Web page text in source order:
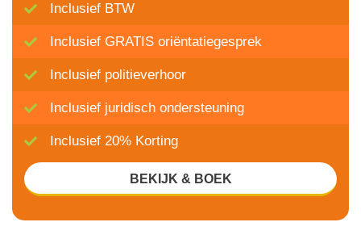
Inclusief BTW
Inclusief GRATIS oriëntatiegesprek
Inclusief politieverhoor
Inclusief juridisch ondersteuning
Inclusief 20% Korting
BEKIJK & BOEK